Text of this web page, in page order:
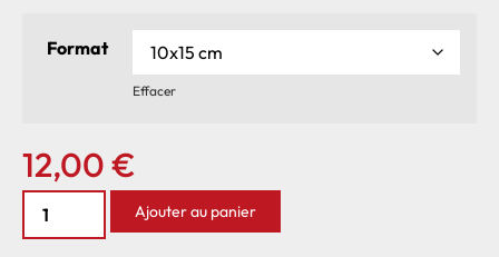
Format
Effacer
12,00€
Ajouter au panier